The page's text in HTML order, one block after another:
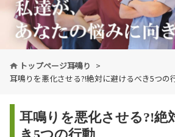
トップページ耳鳴り
耳鳴りを悪化させる?!絶対に避けるべき5つの
耳鳴りを悪化させる?!絶